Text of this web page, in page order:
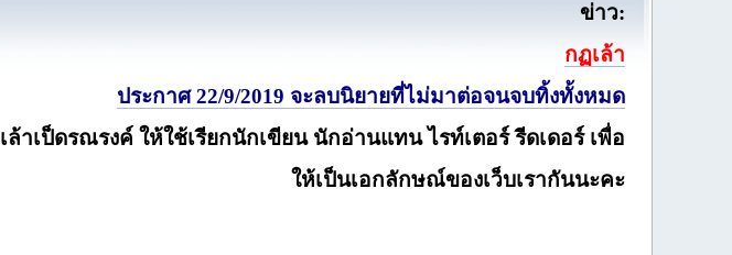
ข่าว:
กฏเล้า
ประกาศ 22/9/2019 จะลบนิยายที่ไม่มาต่อจนจบทิ้งทั้งหมด
เล้าเป็ดรณรงค์ ให้ใช้เรียกนักเขียน นักอ่านแทน ไรท์เตอร์ รีดเดอร์ เพื่อ
ให้เป็นเอกลักษณ์ของเว็บเรากันนะคะ